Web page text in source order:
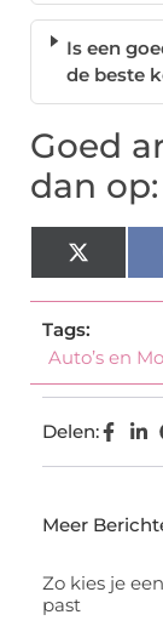
Is een
de beste
Goed
dan op:
X
Tags:
Auto’s en
Delen:
Meer
Zo kies je
past